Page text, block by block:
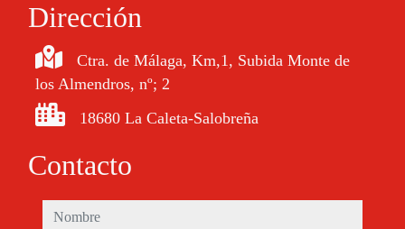
Dirección
Ctra. de Málaga, Km,1, Subida Monte de
los Almendros, nº; 2
18680 La Caleta-Salobreña
Contacto
nombre